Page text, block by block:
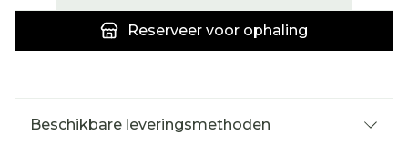
Reserveer voor ophaling
Beschikbare leveringsmethoden